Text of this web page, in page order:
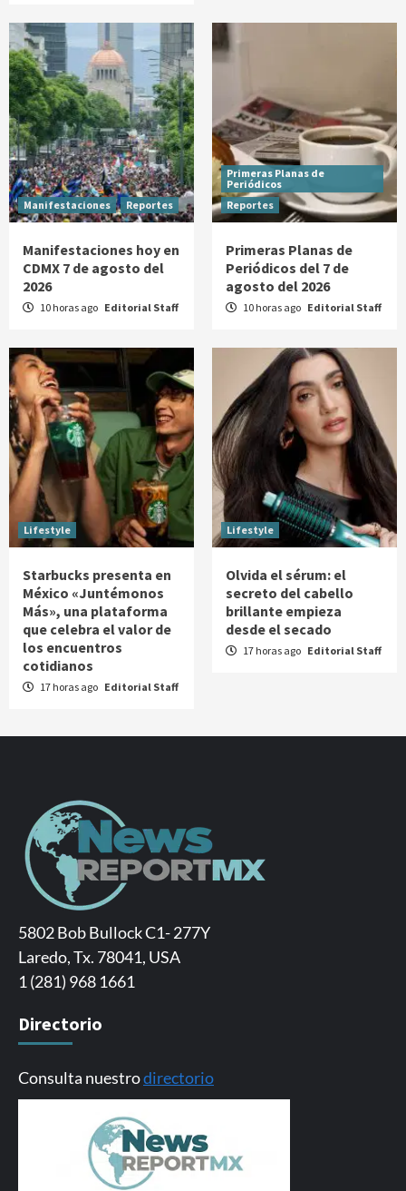
Manifestaciones Reportes
Manifestaciones hoy en
CDMX 7 de agosto del
2026
10 horas ago Editorial Staff
Primeras Planas de
Periódicos
Reportes
Primeras Planas de
Periódicos del 7 de
agosto del 2026
10 horas ago Editorial Staff
Lifestyle
Starbucks presenta en
México «Juntémonos
Más», una plataforma
que celebra el valor de
los encuentros
cotidianos
17 horas ago Editorial Staff
Lifestyle
Olvida el sérum: el
secreto del cabello
brillante empieza
desde el secado
17 horas ago Editorial Staff
5802 Bob Bullock C1- 277Y
Laredo, Tx. 78041, USA
1 (281) 968 1661
Directorio
Consulta nuestrodirectorio